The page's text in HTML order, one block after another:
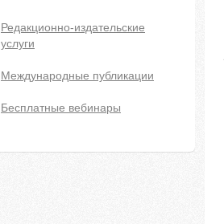
Редакционно-издательские
услуги
Международные публикации
Бесплатные вебинары